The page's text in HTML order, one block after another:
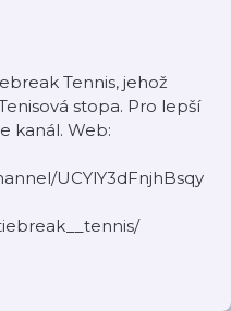
Tennis, jehož
stopa. Pro lepší
kanál. Web:
UCYlY3dFnjhBsqy